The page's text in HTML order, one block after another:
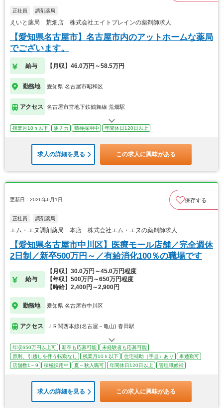
正社員 調剤薬局
えいと薬局 荒畑店 株式会社エイトブレインの薬剤師求人
【愛知県名古屋市】名古屋市内のアットホームな薬局
でございます。
給与 【月収】46.0万円～58.5万円
勤務地 愛知県 名古屋市昭和区
アクセス 名古屋市営地下鉄鶴舞線 荒畑駅
残業月10ｈ以下 駅チカ 積極採用中 年間休日120日以上
求人の詳細を見る この求人に興味がある
更新日：2026年6月1日 保存する
正社員 調剤薬局
エム・エヌ調剤薬局 本店 株式会社エム・エヌの薬剤師求人
【愛知県名古屋市中川区】医療モール店舗／完全週休
2日制／新卒500万円～／有給消化100％の職場です
給与
【月収】30.0万円～45.0万円程度
【年収】500万円～650万円程度
【時給】2,400円～2,900円
勤務地 愛知県 名古屋市中川区
アクセス ＪＲ関西本線(名古屋－亀山) 春田駅
年収650万円以上可 新卒も応募可能
未経験者も応募可能
原則、引越しを伴う転勤なし
残業月10ｈ以下 住宅補助（手当）あり
車通勤可
店舗数1～9
積極採用中 夏～秋入職可 年間休日120日以上 管理職候補
求人の詳細を見る この求人に興味がある